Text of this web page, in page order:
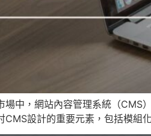
場中，網站內容管理系統（
CMS設計的重要元素，包括模